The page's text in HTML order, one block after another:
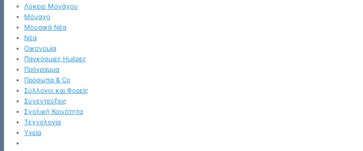
Λύκειο Μονάχου
Μόναχο
Μουσικά Νέα
Νέα
Οικονομία
Παγκόσμιες Ημέρες
Πρόγραμμα
Πρόσωπα & Co
Σύλλογοι και Φορείς
Συνεντεύξεις
Σχολική Κοινότητα
Τεχνολογία
Υγεία